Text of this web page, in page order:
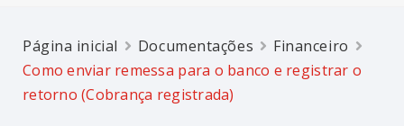
Página inicial Documentações
Financeiro
Como enviar remessa para o banco e registrar o
retorno (Cobrança registrada)